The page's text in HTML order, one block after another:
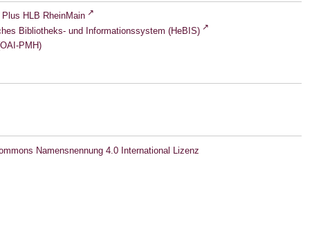
Plus HLB RheinMain
Bibliotheks- und Informationssystem (HeBIS)
PMH)
Namensnennung 4.0 International Lizenz